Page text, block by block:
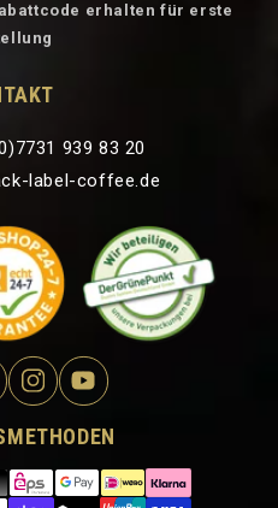
erhalten für erste
939 83 20
label-coffee.de